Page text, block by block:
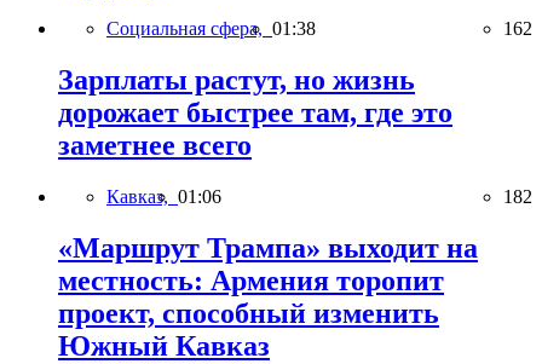
Социальная сфера, 01:38 162
Зарплаты растут, но жизнь
дорожает быстрее там, где это
заметнее всего
Кавказ, 01:06 182
«Маршрут Трампа» выходит на
местность: Армения торопит
проект, способный изменить
Южный Кавказ